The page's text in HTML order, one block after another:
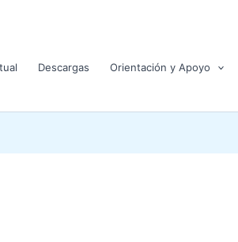
Descargas Orientación y Apoyo